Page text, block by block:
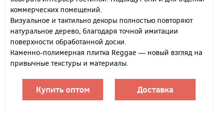
коммерческих помещений.
Визуальное и тактильно декоры полностью повторяют
натуральное дерево, благодаря точной имитации
поверхности обработанной доски.
Каменно-полимерная плитка Reggae — новый взгляд на
привычные текстуры и материалы.
Купить оптом Доставка